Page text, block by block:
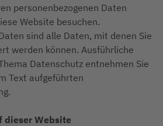
personenbezogenen Daten
Website besuchen.
sind alle Daten, mit denen Sie
werden können. Ausführliche
Datenschutz entnehmen Sie
Text aufgeführten
dieser Website